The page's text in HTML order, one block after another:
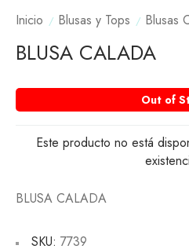
Inicio Blusas y Tops Blusas
BLUSA CALADA
Out of
Este producto no está
BLUSA CALADA
SKU: 7739